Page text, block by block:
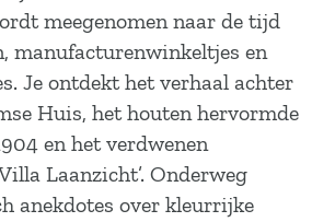
meegenomen naar de tijd
manufacturenwinkeltjes en
Je ontdekt het verhaal achter
Huis, het houten hervormde
en het verdwenen
Laanzicht’. Onderweg
anekdotes over kleurrijke